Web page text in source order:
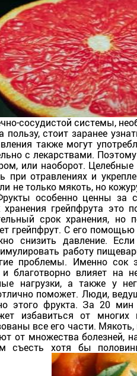
сосудистой системы,
стоит заранее
также могут
с лекарствами.
или наоборот.
при отравлениях и
не только мякоть, но
особенно ценны за
грейпфрута это
срок хранения, но
грейпфрут. С его
снизить давление.
работу
проблемы. Именно сок
благотворно влияет на
нагрузки, а также у
поможет. Люди,
этого фрукта. За 20
избавиться от многих
все его части.
от множества болезней,
съесть хотя бы